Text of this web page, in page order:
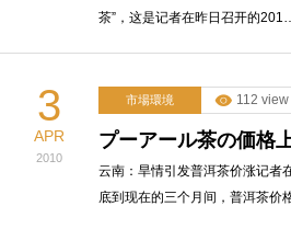
茶”，这是记者在昨日召开的
3
APR
2010
市場環境 112 view
プーアール茶の価格
云南：旱情引发普洱茶价涨记者
底到现在的三个月间，普洱茶价